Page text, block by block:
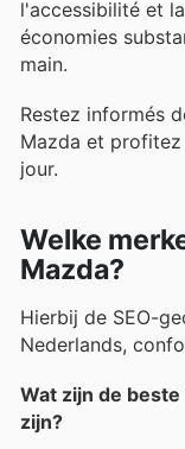
l'accessibilité et
économies
main.
Restez informés
Mazda et
jour.
Welke
Mazda?
Hierbij de SEO-
Nederlands,
Wat zijn de
zijn?